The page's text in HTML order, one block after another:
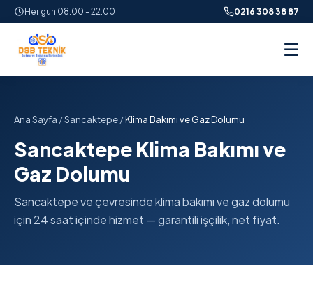
Her gün 08:00 - 22:00 0216 308 38 87
☰
Ana Sayfa /Sancaktepe/Klima Bakımı ve Gaz Dolumu
Sancaktepe Klima Bakımı ve
Gaz Dolumu
Sancaktepe ve çevresinde klima bakımı ve gaz dolumu
için 24 saat içinde hizmet — garantili işçilik, net fiyat.